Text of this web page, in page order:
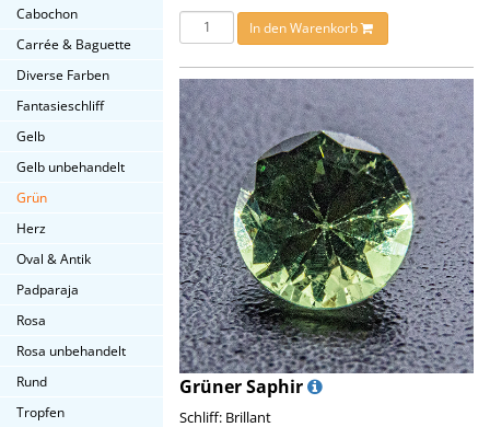
Cabochon
Carrée & Baguette
Diverse Farben
Fantasieschliff
Gelb
Gelb unbehandelt
Grün
Herz
Oval & Antik
Padparaja
Rosa
Rosa unbehandelt
Rund
Tropfen
In den Warenkorb
Grüner Saphir
Schliff: Brillant